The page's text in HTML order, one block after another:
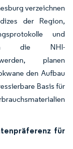
verzeichnen
der Region,
und
Da die NHI-
planen
den Aufbau
Basis für
für